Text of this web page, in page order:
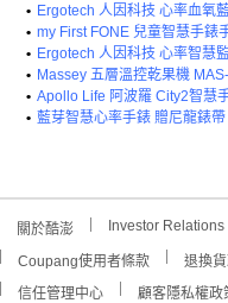
• Ergotech 人因科技 心率血氧
• my First FONE 兒童智慧手錶
• Ergotech 人因科技 心率智慧
• Massey 五層溫控乾果機
• Apollo Life 阿波羅 City2智慧
• 藍芽智慧心率手錶 贈尼龍錶
關於酷澎 Investor Relations
Coupang使用者條款
退換
信任管理中心
顧客隱私權政